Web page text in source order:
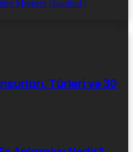
Merkezi (İstanbul /
Türleri ve 30